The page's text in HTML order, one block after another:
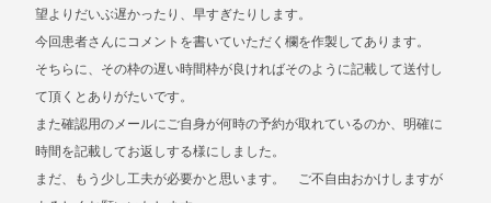
望よりだいぶ遅かったり、早すぎたりします。
今回患者さんにコメントを書いていただく欄を作製してあります。
そちらに、その枠の遅い時間枠が良ければそのように記載して送付し
て頂くとありがたいです。
また確認用のメールにご自身が何時の予約が取れているのか、明確に
時間を記載してお返しする様にしました。
まだ、もう少し工夫が必要かと思います。 ご不自由おかけしますが